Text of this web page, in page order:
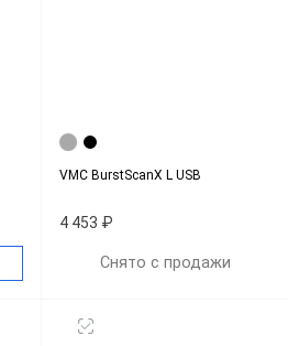
VMC BurstScanX L USB
4 453 ₽
Снято с продажи